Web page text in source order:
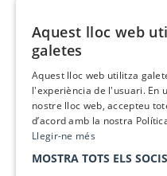
Aquest lloc web
galetes
Aquest lloc web utilitza
l'experiència de l'usuari. En
nostre lloc web, accepteu
d’acord amb la nostra
Llegir-ne més
MOSTRA TOTS ELS SOCIS